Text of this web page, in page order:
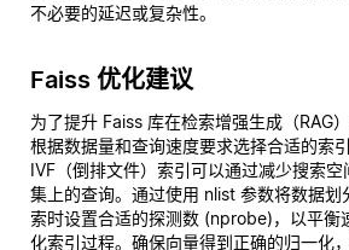
不必要的延迟或复杂性。
Faiss 优化建议
为了提升 Faiss 库在检索增强生成（RAG
根据数据量和查询速度要求选择合适的索
IVF（倒排文件）索引可以通过减少搜索
集上的查询。通过使用 nlist 参数将数据划
索时设置合适的探测数 (nprobe)，以平衡
化索引过程。确保向量得到正确的归一化